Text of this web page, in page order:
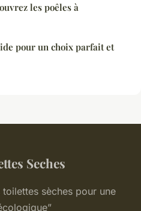
les poêles à
pour un choix parfait et
Seches
sèches pour une